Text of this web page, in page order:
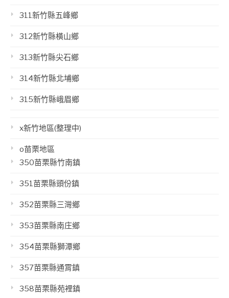
311新竹縣五峰鄉
312新竹縣橫山鄉
313新竹縣尖石鄉
314新竹縣北埔鄉
315新竹縣峨眉鄉
x新竹地區(整理中)
o苗栗地區
350苗栗縣竹南鎮
351苗栗縣頭份鎮
352苗栗縣三灣鄉
353苗栗縣南庄鄉
354苗栗縣獅潭鄉
357苗栗縣通霄鎮
358苗栗縣苑裡鎮